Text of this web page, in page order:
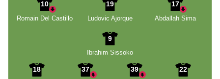
10
Romain Del Castillo
19
Ludovic Ajorque
17
Abdallah Sima
9
Ibrahim Sissoko
18
37
39
22